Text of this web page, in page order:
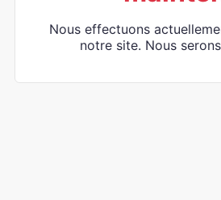
Nous effectuons
notre site. Nous